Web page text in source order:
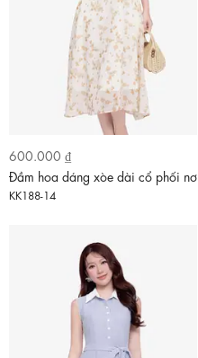
600.000 ₫
Đầm hoa dáng xòe dài cổ phối nơ
KK188-14